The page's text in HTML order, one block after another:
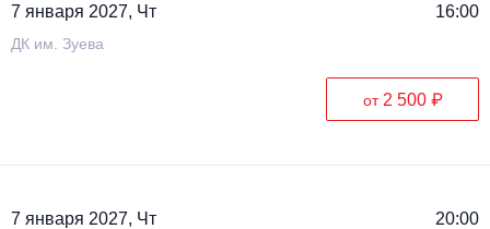
7 января 2027, Чт 16:00
ДК им. Зуева
от 2 500 ₽
7 января 2027, Чт 20:00